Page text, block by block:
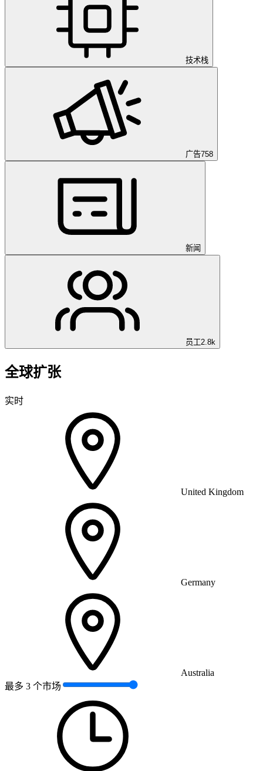
技术栈
广告758
新闻
员工2.8k
全球扩张
实时
United Kingdom
Germany
Australia
最多 3 个市场